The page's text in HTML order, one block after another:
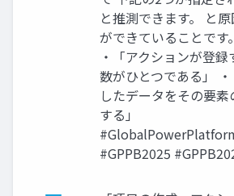
と推測できます。 と
ができていることで
・「アクションが登
数がひとつである」
したデータをその要
する」
#GPPB2025